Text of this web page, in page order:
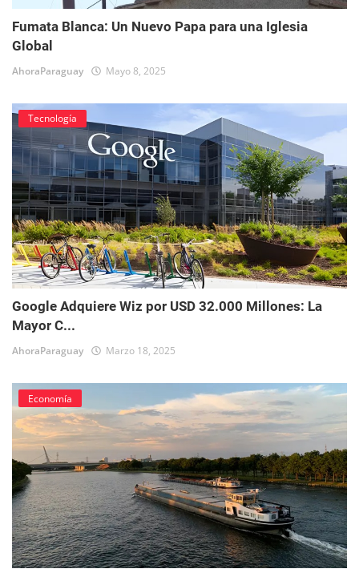
Fumata Blanca: Un Nuevo Papa para una Iglesia
Global
AhoraParaguay Mayo 8, 2025
Tecnología
Google Adquiere Wiz por USD 32.000 Millones: La
Mayor C...
AhoraParaguay Marzo 18, 2025
Economía